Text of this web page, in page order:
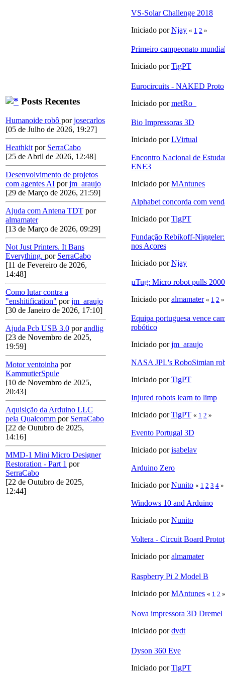
Posts Recentes
Humanoide robô porjosecarlos
[05 de Julho de 2026, 19:27]
Heathkit por SerraCabo
[25 de Abril de 2026, 12:48]
Desenvolvimento de projetos
com agentes AI porjm_araujo
[29 de Março de 2026, 21:59]
Ajuda com Antena TDT por
almamater
[13 de Março de 2026, 09:29]
Not Just Printers. It Bans
Everything. por SerraCabo
[11 de Fevereiro de 2026,
14:48]
Como lutar contra a
"enshitification" porjm_araujo
[30 de Janeiro de 2026, 17:10]
Ajuda Pcb USB 3.0 porandlig
[23 de Novembro de 2025,
19:59]
Motor ventoinha por
KammutierSpule
[10 de Novembro de 2025,
20:43]
Aquisição da Arduino LLC
pela Qualcomm por SerraCabo
[22 de Outubro de 2025,
14:16]
MMD-1 Mini Micro Designer
Restoration - Part 1 por
SerraCabo
[22 de Outubro de 2025,
12:44]
VS-Solar Challenge 2018
Iniciado porNjay « 1 2 »
Primeiro campeonato
Iniciado porTigPT
Eurocircuits - NAKED Proto
Iniciado pormetRo_
Bio Impressoras 3D
Iniciado porLVirtual
Encontro Nacional de
ENE3
Iniciado porMAntunes
Alphabet concorda com
Iniciado porTigPT
Fundação Rebikoff-
nos Açores
Iniciado porNjay
µTug: Micro robot pulls
Iniciado poralmamater « 1 2 »
Equipa portuguesa vence
robótico
Iniciado porjm_araujo
NASA JPL's RoboSimian
Iniciado porTigPT
Injured robots learn to limp
Iniciado porTigPT « 1 2 »
Evento Portugal 3D
Iniciado porisabelav
Arduino Zero
Iniciado porNunito « 1 2 3 4 »
Windows 10 and Arduino
Iniciado porNunito
Voltera - Circuit Board
Iniciado poralmamater
Raspberry Pi 2 Model B
Iniciado porMAntunes « 1 2 »
Nova impressora 3D Dremel
Iniciado pordvdt
Dyson 360 Eye
Iniciado porTigPT